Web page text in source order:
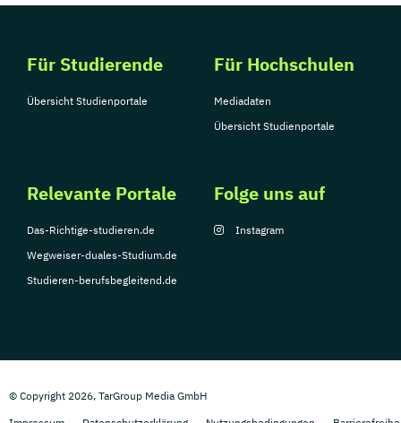
Für Studierende
Übersicht Studienportale
Für Hochschulen
Mediadaten
Übersicht Studienportale
Relevante Portale
Das-Richtige-studieren.de
Wegweiser-duales-Studium.de
Studieren-berufsbegleitend.de
Folge uns auf
Instagram
© Copyright 2026, TarGroup Media GmbH